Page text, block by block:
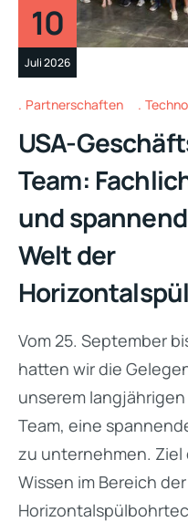
10
Juli 2026
Partnerschaften
USA-
Team:
und
Welt der
Vom 25. September
hatten wir die
unserem
Team, eine
zu unternehmen. Ziel
Wissen im Bereich der